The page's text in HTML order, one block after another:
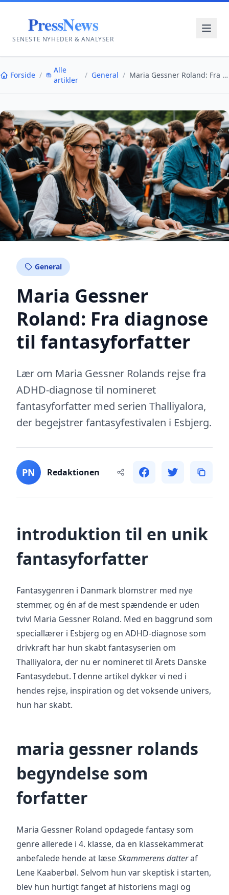
PressNews
SENESTE NYHEDER & ANALYSER
Forside /
Alle
artikler
/ General / Maria Gessner Roland: Fra diagnose til fantasyforf...
General
Maria Gessner
Roland: Fra diagnose
til fantasyforfatter
Lær om Maria Gessner Rolands rejse fra
ADHD-diagnose til nomineret
fantasyforfatter med serien Thalliyalora,
der begejstrer fantasyfestivalen i Esbjerg.
PN Redaktionen
introduktion til en unik
fantasyforfatter
Fantasygenren i Danmark blomstrer med nye
stemmer, og én af de mest spændende er uden
tvivl Maria Gessner Roland. Med en baggrund som
speciallærer i Esbjerg og en ADHD-diagnose som
drivkraft har hun skabt fantasyserien om
Thalliyalora, der nu er nomineret til Årets Danske
Fantasydebut. I denne artikel dykker vi ned i
hendes rejse, inspiration og det voksende univers,
hun har skabt.
maria gessner rolands
begyndelse som
forfatter
Maria Gessner Roland opdagede fantasy som
genre allerede i 4. klasse, da en klassekammerat
anbefalede hende at læseSkammerens datteraf
Lene Kaaberbøl. Selvom hun var skeptisk i starten,
blev hun hurtigt fanget af historiens magi og